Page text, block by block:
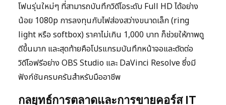
โฟนรุ่นใหม่ๆ ที่สามารถบันทึกวิดีโอระดับ Full HD ได้อย่าง
น้อย 1080p การลงทุนกับไฟส่องสว่างขนาดเล็ก (ring
light หรือ softbox) ราคาไม่เกิน 1,000 บาท ก็ช่วยให้ภาพดู
ดีขึ้นมาก และสุดท้ายคือโปรแกรมบันทึกหน้าจอและตัดต่อ
วิดีโอฟรีอย่าง OBS Studio และ DaVinci Resolve ซึ่งมี
ฟังก์ชันครบครันสำหรับมืออาชีพ
กลยุทธ์การตลาดและการขายคอร์ส IT